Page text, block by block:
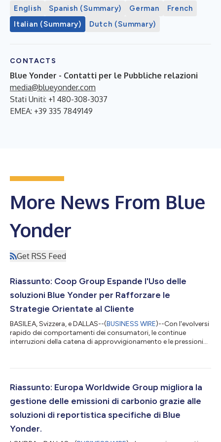
English Spanish (Summary) German
French
Italian (Summary)
Dutch (Summary)
CONTACTS
Blue Yonder - Contatti per le Pubbliche relazioni
media@blueyonder.com
Stati Uniti: +1 480-308-3037
EMEA: +39 335 7849149
More News From Blue
Yonder
Get RSS Feed
Riassunto: Coop Group Espande l'Uso delle
soluzioni Blue Yonder per Rafforzare le
Strategie Orientate al Cliente
BASILEA, Svizzera, e DALLAS--(BUSINESS WIRE)--Con l'evolversi
rapido dei comportamenti dei consumatori, le continue
interruzioni della catena di approvvigionamento e le pressioni
Group, uno dei principali retailer con sede in Svizzera, e già
Yonder per il category management per includere anche
Riassunto: Europa Worldwide Group migliora la
gestione delle emissioni di carbonio grazie alle
soluzioni di reportistica specifiche di Blue
Yonder.